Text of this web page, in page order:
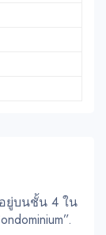
ยู่บนชั้น 4 ใน